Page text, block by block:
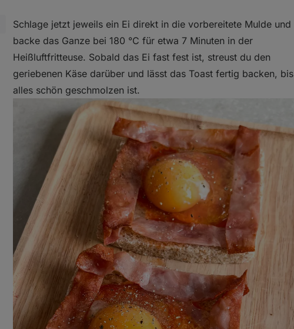
Schlage jetzt jeweils ein Ei direkt in die vorbereitete Mulde und
backe das Ganze bei 180 °C für etwa 7 Minuten in der
Heißluftfritteuse. Sobald das Ei fast fest ist, streust du den
geriebenen Käse darüber und lässt das Toast fertig backen, bis
alles schön geschmolzen ist.